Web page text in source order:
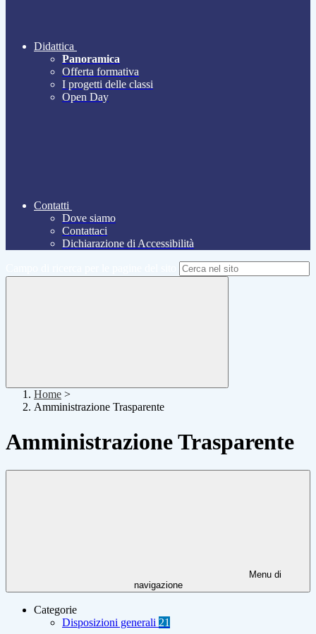
Didattica
Panoramica
Offerta formativa
I progetti delle classi
Open Day
Contatti
Dove siamo
Contattaci
Dichiarazione di Accessibilità
Home >
Amministrazione Trasparente
Amministrazione Trasparente
Menu di
navigazione
Categorie
Disposizioni generali 21